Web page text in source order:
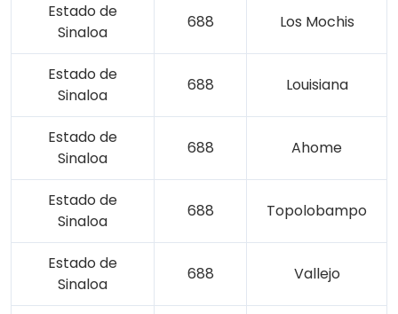
Estado de
Sinaloa
688 Los Mochis
Estado de
Sinaloa
688 Louisiana
Estado de
Sinaloa
688 Ahome
Estado de
Sinaloa
688 Topolobampo
Estado de
Sinaloa
688 Vallejo